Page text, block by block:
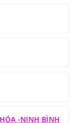
-NINH BÌNH